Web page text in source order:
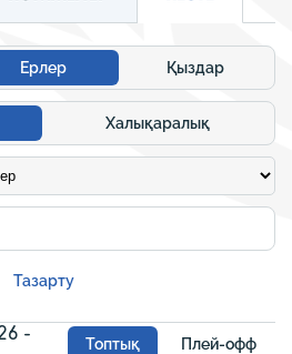
Ерлер Қыздар
Халықаралық
Тазарту
-
Топтық Плей-офф